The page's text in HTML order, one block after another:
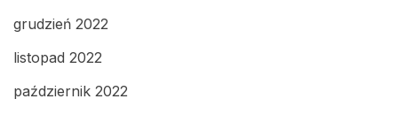
grudzień 2022
listopad 2022
październik 2022